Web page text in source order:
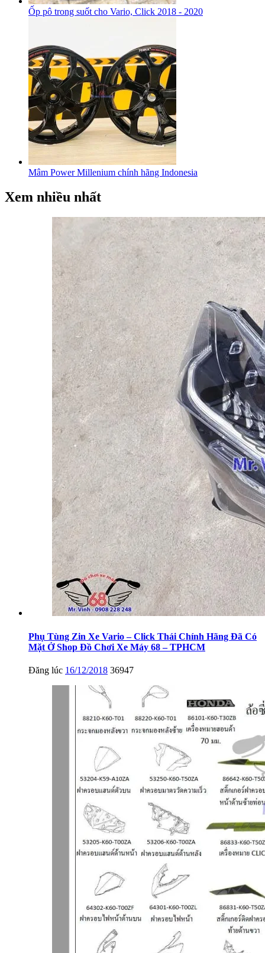
Ốp pô trong suốt cho Vario, Click 2018 - 2020
Mâm Power Millenium chính hãng Indonesia
Xem nhiều nhất
Phụ Tùng Zin Xe Vario – Click Thái Chính Hãng Đã Có
Mặt Ở Shop Đồ Chơi Xe Máy 68 – TPHCM
Đăng lúc 16/12/2018 36947